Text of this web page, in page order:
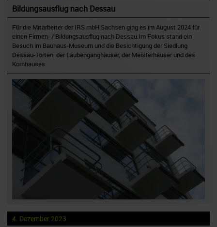
Bildungsausflug nach Dessau
Für die Mitarbeiter der IRS mbH Sachsen ging es im August 2024 für
einen Firmen- / Bildungsausflug nach Dessau.Im Fokus stand ein
Besuch im Bauhaus-Museum und die Besichtigung der Siedlung
Dessau-Törten, der Laubenganghäuser, der Meisterhäuser und des
Kornhauses.
4. Dezember 2023